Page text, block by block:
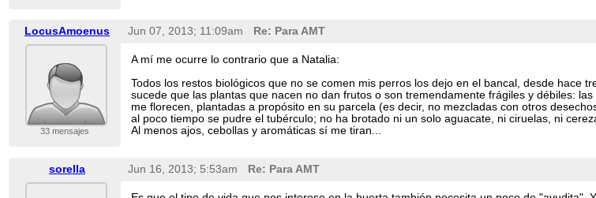
LocusAmoenus Jun 07, 2013; 11:09am Re: Para AMT
33 mensajes
A mí me ocurre lo contrario que a Natalia:
Todos los restos biológicos que no se comen mis perros los dejo en el bancal, desde hace
sucede que las plantas que nacen no dan frutos o son tremendamente frágiles y débiles:
me florecen, plantadas a propósito en su parcela (es decir, no mezcladas con otros
al poco tiempo se pudre el tubérculo; no ha brotado ni un solo aguacate, ni ciruelas, ni
Al menos ajos, cebollas y aromáticas sí me tiran...
sorella Jun 16, 2013; 5:53am Re: Para AMT